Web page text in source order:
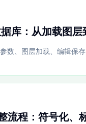
库：从加载图
数、图层加载、编辑保
流程：符号化、